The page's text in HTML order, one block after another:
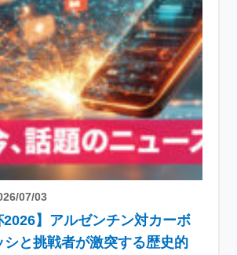
07/03
2026】アルゼンチン対カーボ
シと挑戦者が激突する歴史的